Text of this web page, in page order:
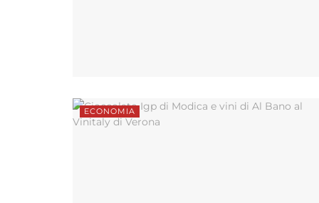
ECONOMIA